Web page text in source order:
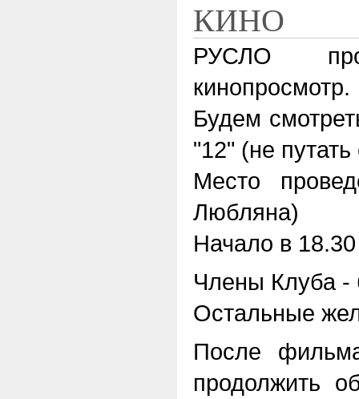
КИНО
РУСЛО
кинопросмотр.
Будем
"12" (не
Место
Любляна)
Начало в 18.30
Члены Клуба -
Остальные
После
продолжить